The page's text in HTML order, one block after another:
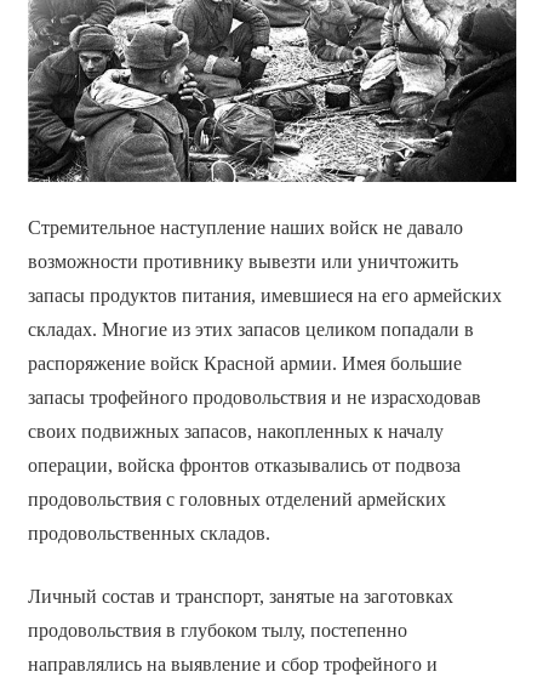
Стремительное наступление наших войск не давало
возможности противнику вывезти или уничтожить
запасы продуктов питания, имевшиеся на его армейских
складах. Многие из этих запасов целиком попадали в
распоряжение войск Красной армии. Имея большие
запасы трофейного продовольствия и не израсходовав
своих подвижных запасов, накопленных к началу
операции, войска фронтов отказывались от подвоза
продовольствия с головных отделений армейских
продовольственных складов.
Личный состав и транспорт, занятые на заготовках
продовольствия в глубоком тылу, постепенно
направлялись на выявление и сбор трофейного и